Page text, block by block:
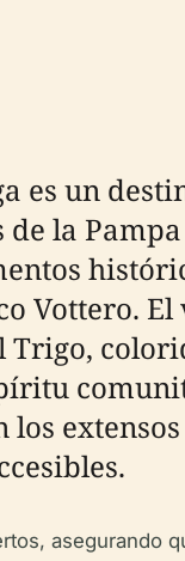
es un
la
Vottero.
Trigo,
asegurando